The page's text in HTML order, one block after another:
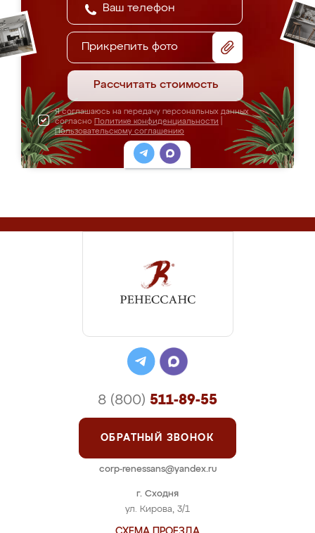
Прикрепить фото
Рассчитать стоимость
Я соглашаюсь на передачу персональных данных
согласно Политике конфиденциальности
Пользовательскому соглашению
г. Сходня
ул. Кирова, 3/1
8 (800) 511-89-55
ОБРАТНЫЙ ЗВОНОК
corp-renessans@yandex.ru